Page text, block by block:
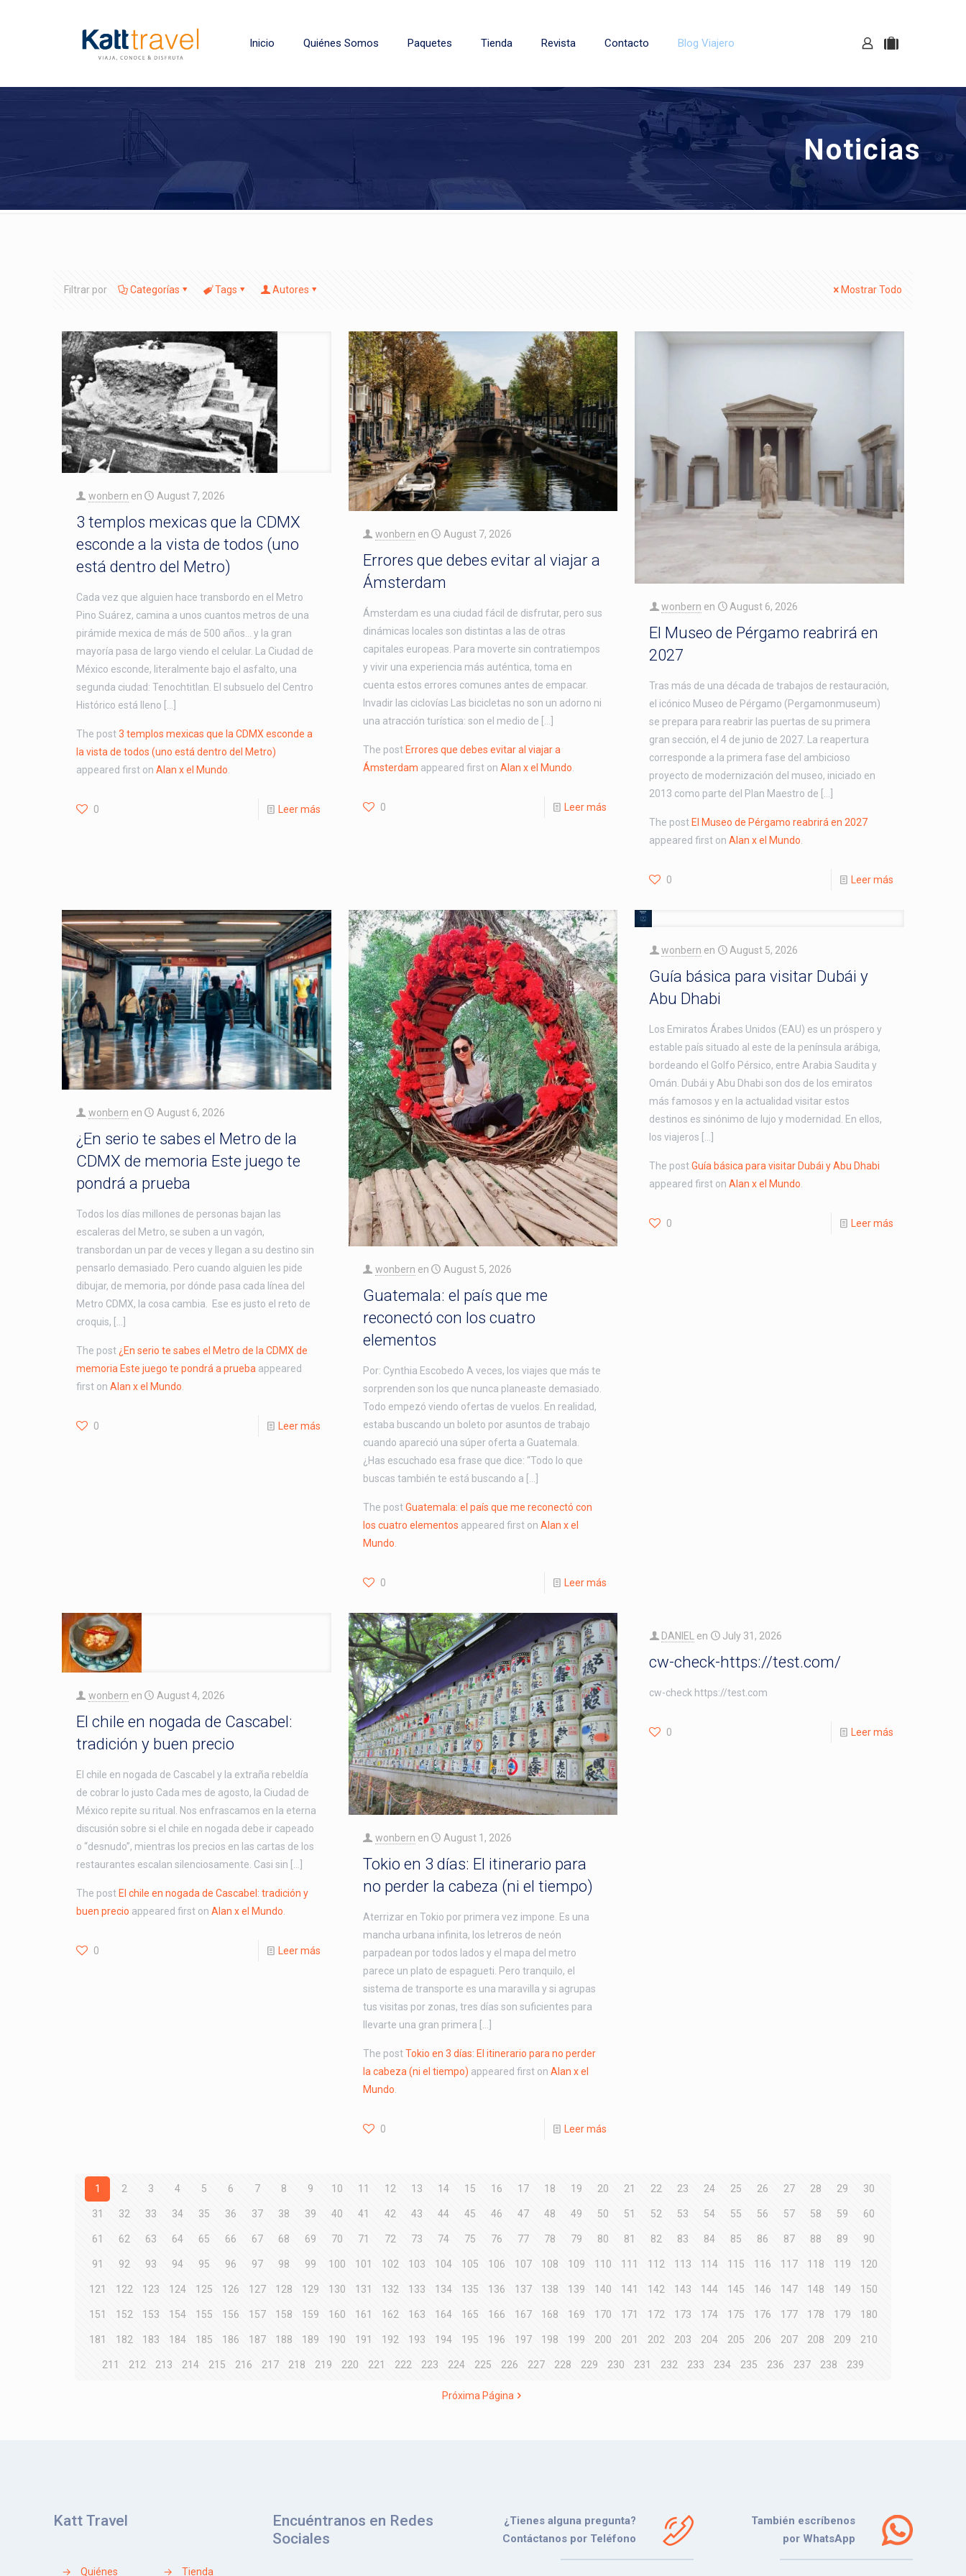
Inicio Quiénes Somos Paquetes Tienda Revista Contacto Blog Viajero
Noticias
Filtrar por Categorías Tags Autores Mostrar Todo
wonbern en August 7, 2026
3 templos mexicas que la CDMX
esconde a la vista de todos (uno
está dentro del Metro)
Cada vez que alguien hace transbordo en el Metro
Pino Suárez, camina a unos cuantos metros de una
pirámide mexica de más de 500 años… y la gran
mayoría pasa de largo viendo el celular. La Ciudad de
México esconde, literalmente bajo el asfalto, una
segunda ciudad: Tenochtitlan. El subsuelo del Centro
Histórico está lleno […]
The post3 templos mexicas que la CDMX esconde a
la vista de todos (uno está dentro del Metro)
appeared first on Alan x el Mundo
0 Leer más
wonbern en August 7, 2026
Errores que debes evitar al viajar a
Ámsterdam
Ámsterdam es una ciudad fácil de disfrutar, pero sus
dinámicas locales son distintas a las de otras
capitales europeas. Para moverte sin contratiempos
y vivir una experiencia más auténtica, toma en
cuenta estos errores comunes antes de empacar.
Invadir las ciclovías Las bicicletas no son un adorno ni
una atracción turística: son el medio de […]
The post Errores que debes evitar al viajar a
Ámsterdam appeared first on Alan x el Mundo.
0 Leer más
wonbern en August 6, 2026
El Museo de Pérgamo reabrirá en
2027
Tras más de una década de trabajos de restauración,
el icónico Museo de Pérgamo (Pergamonmuseum)
se prepara para reabrir las puertas de su primera
gran sección, el 4 de junio de 2027. La reapertura
corresponde a la primera fase del ambicioso
proyecto de modernización del museo, iniciado en
2013 como parte del Plan Maestro de […]
The post El Museo de Pérgamo reabrirá en 2027
appeared first onAlan x el Mundo.
0 Leer más
wonbern en August 6, 2026
¿En serio te sabes el Metro de la
CDMX de memoria Este juego te
pondrá a prueba
Todos los días millones de personas bajan las
escaleras del Metro, se suben a un vagón,
transbordan un par de veces y llegan a su destino sin
pensarlo demasiado. Pero cuando alguien les pide
dibujar, de memoria, por dónde pasa cada línea del
Metro CDMX, la cosa cambia. Ese es justo el reto de
croquis, […]
The post ¿En serio te sabes el Metro de la CDMX de
memoria Este juego te pondrá a prueba appeared
first on Alan x el Mundo
0 Leer más
wonbern en August 5, 2026
Guatemala: el país que me
reconectó con los cuatro
elementos
Por: Cynthia Escobedo A veces, los viajes que más te
sorprenden son los que nunca planeaste demasiado.
Todo empezó viendo ofertas de vuelos. En realidad,
estaba buscando un boleto por asuntos de trabajo
cuando apareció una súper oferta a Guatemala.
¿Has escuchado esa frase que dice: “Todo lo que
buscas también te está buscando a […]
The postGuatemala: el país que me reconectó con
los cuatro elementos appeared first on Alan x el
Mundo
0 Leer más
wonbern en August 5, 2026
Guía básica para visitar Dubái y
Abu Dhabi
Los Emiratos Árabes Unidos (EAU) es un próspero y
estable país situado al este de la península arábiga,
bordeando el Golfo Pérsico, entre Arabia Saudita y
Omán. Dubái y Abu Dhabi son dos de los emiratos
más famosos y en la actualidad visitar estos
destinos es sinónimo de lujo y modernidad. En ellos,
los viajeros […]
The postGuía básica para visitar Dubái y Abu Dhabi
appeared first onAlan x el Mundo.
0 Leer más
wonbern en August 4, 2026
El chile en nogada de Cascabel:
tradición y buen precio
El chile en nogada de Cascabel y la extraña rebeldía
de cobrar lo justo Cada mes de agosto, la Ciudad de
México repite su ritual. Nos enfrascamos en la eterna
discusión sobre si el chile en nogada debe ir capeado
o “desnudo”, mientras los precios en las cartas de los
restaurantes escalan silenciosamente. Casi sin […]
The post El chile en nogada de Cascabel: tradición y
buen precio appeared first on Alan x el Mundo
0 Leer más
wonbern en August 1, 2026
Tokio en 3 días: El itinerario para
no perder la cabeza (ni el tiempo)
Aterrizar en Tokio por primera vez impone. Es una
mancha urbana infinita, los letreros de neón
parpadean por todos lados y el mapa del metro
parece un plato de espagueti. Pero tranquilo, el
sistema de transporte es una maravilla y si agrupas
tus visitas por zonas, tres días son suficientes para
llevarte una gran primera […]
The postTokio en 3 días: El itinerario para no perder
la cabeza (ni el tiempo) appeared first on Alan x el
Mundo
0 Leer más
DANIEL en July 31, 2026
cw-check-https://test.com/
cw-check https://test.com
0 Leer más
1 2 3 4 5 6 7 8 9 10 11 12 13 14 15 16 17 18 19 20 21 22 23 24 25 26 27 28 29 30
31 32 33 34 35 36 37 38 39 40 41 42 43 44 45 46 47 48 49 50 51 52 53 54 55 56 57 58 59 60
61 62 63 64 65 66 67 68 69 70 71 72 73 74 75 76 77 78 79 80 81 82 83 84 85 86 87 88 89 90
91 92 93 94 95 96 97 98 99 100 101 102 103 104 105 106 107 108 109 110 111 112 113 114 115 116 117 118 119 120
121 122 123 124 125 126 127 128 129 130 131 132 133 134 135 136 137 138 139 140 141 142 143 144 145 146 147 148 149 150
151 152 153 154 155 156 157 158 159 160 161 162 163 164 165 166 167 168 169 170 171 172 173 174 175 176 177 178 179 180
181 182 183 184 185 186 187 188 189 190 191 192 193 194 195 196 197 198 199 200 201 202 203 204 205 206 207 208 209 210
211 212 213 214 215 216 217 218 219 220 221 222 223 224 225 226 227 228 229 230 231 232 233 234 235 236 237 238 239
Próxima Página
Katt Travel
→ Quiénes → Tienda
Encuéntranos en Redes
Sociales
¿Tienes alguna pregunta?
Contáctanos por Teléfono
También escríbenos
por WhatsApp